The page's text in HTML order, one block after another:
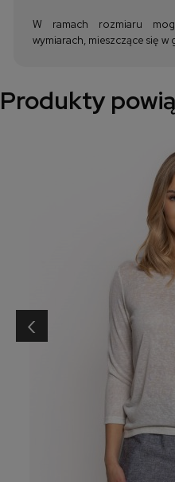
W ramach rozmiaru
wymiarach, mieszczące się
Produkty
‹